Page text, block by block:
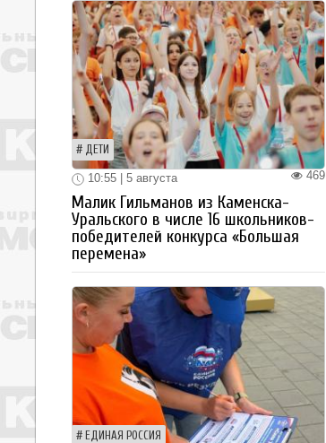
ДЕТИ
469
10:55 | 5 августа
Малик Гильманов из Каменска-
Уральского в числе 16 школьников-
победителей конкурса «Большая
перемена»
ЕДИНАЯ РОССИЯ